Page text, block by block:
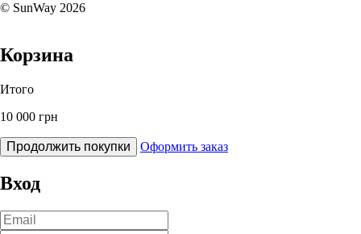
© SunWay 2026
Корзина
Итого
10 000 грн
Продолжить покупки Оформить заказ
Вход